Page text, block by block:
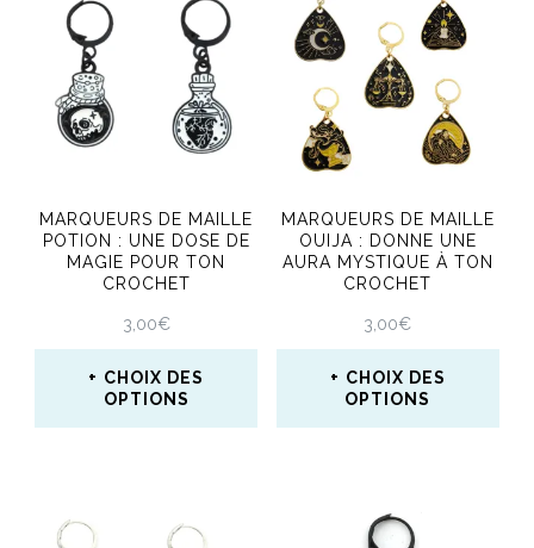
plusieurs
variations.
Les
options
être
choisies
sur
la
page
du
plusieurs
variations.
Les
options
peuvent
être
choisies
sur
la
page
du
MARQUEURS DE MAILLE
POTION : UNE DOSE DE
MAGIE POUR TON
CROCHET
3,00€
CHOIX DES
OPTIONS
MARQUEURS DE MAILLE
OUIJA : DONNE UNE
AURA MYSTIQUE À TON
CROCHET
3,00€
CHOIX DES
OPTIONS
a